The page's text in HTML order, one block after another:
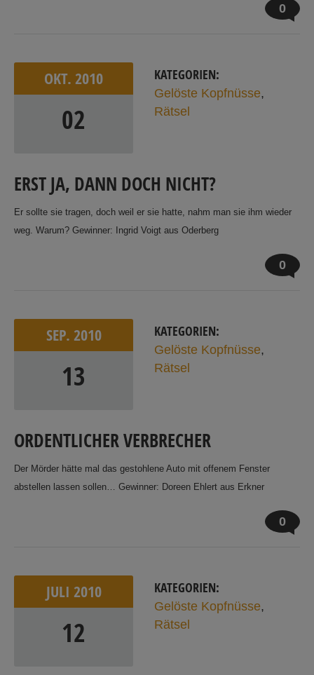
0
OKT. 2010
02
KATEGORIEN:
Gelöste Kopfnüsse,
Rätsel
ERST JA, DANN DOCH NICHT?
Er sollte sie tragen, doch weil er sie hatte, nahm man sie ihm wieder
weg. Warum? Gewinner: Ingrid Voigt aus Oderberg
0
SEP. 2010
13
KATEGORIEN:
Gelöste Kopfnüsse,
Rätsel
ORDENTLICHER VERBRECHER
Der Mörder hätte mal das gestohlene Auto mit offenem Fenster
abstellen lassen sollen… Gewinner: Doreen Ehlert aus Erkner
0
JULI 2010
12
KATEGORIEN:
Gelöste Kopfnüsse,
Rätsel